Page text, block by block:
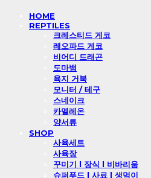
HOME
REPTILES
크레스티드 게코
레오파드 게코
비어디 드래곤
도마뱀
육지 거북
모니터 / 테구
스네이크
카멜레온
양서류
SHOP
사육세트
사육장
꾸미기 l 장식 l 비바리움
슈퍼푸드 l 사료 l 생먹이